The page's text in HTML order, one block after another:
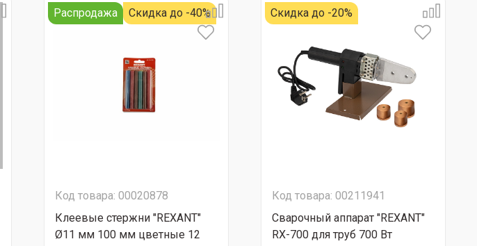
Распродажа Скидка до -40%
Код товара: 00020878
Клеевые стержни "REXANT"
Ø11 мм 100 мм цветные 12
Скидка до -20%
Код товара: 00211941
Сварочный аппарат "REXANT"
RX-700 для труб 700 Вт